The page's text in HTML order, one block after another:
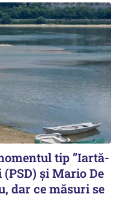
tip ”Iartă-
și Mario De
dar ce măsuri se